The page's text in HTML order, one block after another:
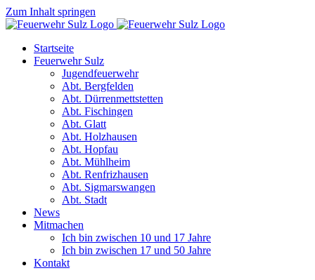
Zum Inhalt springen
Startseite
Feuerwehr Sulz
Jugendfeuerwehr
Abt. Bergfelden
Abt. Dürrenmettstetten
Abt. Fischingen
Abt. Glatt
Abt. Holzhausen
Abt. Hopfau
Abt. Mühlheim
Abt. Renfrizhausen
Abt. Sigmarswangen
Abt. Stadt
News
Mitmachen
Ich bin zwischen 10 und 17 Jahre
Ich bin zwischen 17 und 50 Jahre
Kontakt